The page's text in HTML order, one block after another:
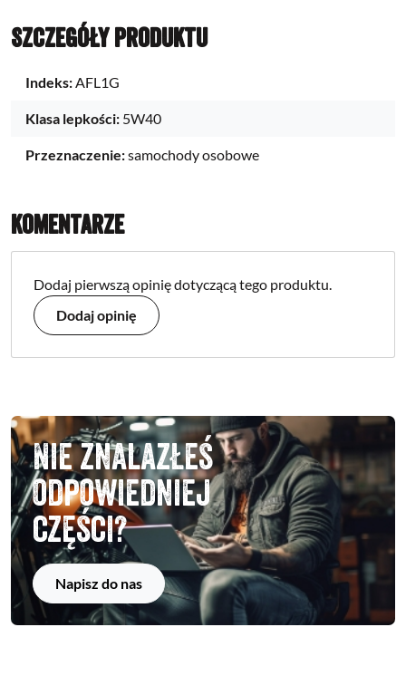
Szczegóły produktu
Indeks:AFL1G
Klasa lepkości: 5W40
Przeznaczenie:samochody osobowe
Komentarze
Dodaj pierwszą opinię dotyczącą tego produktu.
Dodaj opinię
Nie znalazłeś
odpowiedniej
części?
Napisz do nas